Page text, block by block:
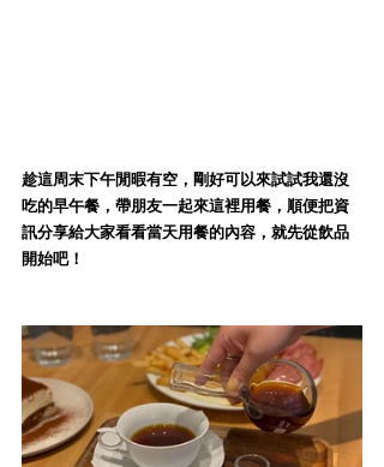
趁這周末下午閒暇有空，剛好可以來試試我還沒
吃的早午餐，帶朋友一起來這裡用餐，順便把資
訊分享給大家看看當天用餐的內容，就先從飲品
開始吧！